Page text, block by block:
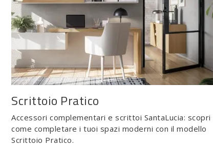
Scrittoio Pratico
Accessori complementari e scrittoi SantaLucia: scopri
come completare i tuoi spazi moderni con il modello
Scrittoio Pratico.